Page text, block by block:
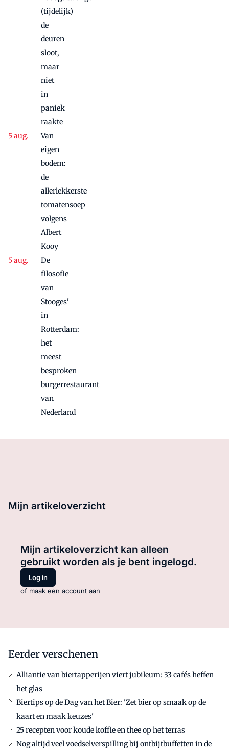
(tijdelijk)
de
deuren
sloot,
maar
niet
in
paniek
raakte
Van
eigen
bodem:
de
allerlekkerste
tomatensoep
volgens
Albert
Kooy
De
filosofie
van
Stooges'
in
Rotterdam:
het
meest
besproken
burgerrestaurant
van
Nederland
Mijn artikeloverzicht
Mijn artikeloverzicht kan alleen
gebruikt worden als je bent ingelogd.
Log in
of maak een account aan
Eerder verschenen
Alliantie van biertapperijen viert jubileum: 33 cafés heffen
het glas
Biertips op de Dag van het Bier: 'Zet bier op smaak op de
kaart en maak keuzes'
25 recepten voor koude koffie en thee op het terras
Nog altijd veel voedselverspilling bij ontbijtbuffetten in de